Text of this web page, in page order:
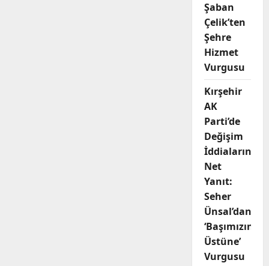
Şaban
Çelik’ten
Şehre
Hizmet
Vurgusu
Kırşehir
AK
Parti’de
Değişim
İddialarına
Net
Yanıt:
Seher
Ünsal’dan
‘Başımızın
Üstüne’
Vurgusu